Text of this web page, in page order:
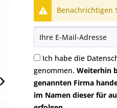
Benachrichtigen
Ich habe die
genommen.Weiterhin
genannten Firma
im Namen dieser für